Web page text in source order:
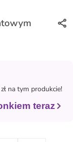
na tym produkcie!
teraz